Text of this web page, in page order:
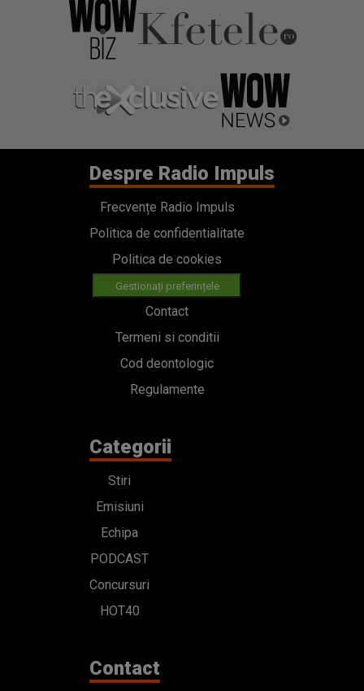
Despre Radio Impuls
Frecvențe Radio Impuls
Politica de confidentialitate
Politica de cookies
Gestionați preferințele
Contact
Termeni si conditii
Cod deontologic
Regulamente
Categorii
Stiri
Emisiuni
Echipa
PODCAST
Concursuri
HOT40
Contact